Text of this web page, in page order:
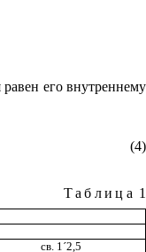
равен его внутреннему
(4)
Таблица 1
св. 1 ´2,5